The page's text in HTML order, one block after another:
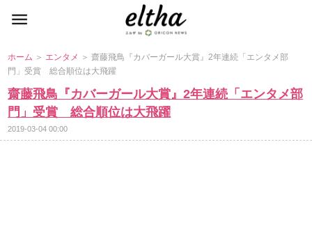
ホーム ＞ エンタメ ＞ 齋藤飛鳥『カバーガール大賞』2年連続「エンタメ部
門」受賞 総合順位は大飛躍
齋藤飛鳥『カバーガール大賞』2年連続「エンタメ部
門」受賞 総合順位は大飛躍
2019-03-04 00:00